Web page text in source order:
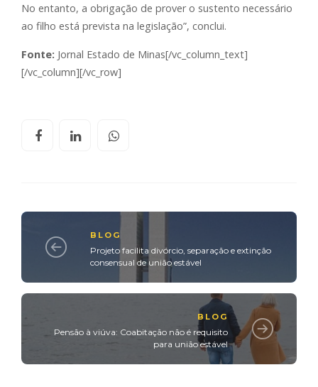
No entanto, a obrigação de prover o sustento necessário
ao filho está prevista na legislação”, conclui.
Fonte: Jornal Estado de Minas[/vc_column_text]
[/vc_column][/vc_row]
BLOG
Projeto facilita divórcio, separação e extinção
consensual de união estável
BLOG
Pensão à viúva: Coabitação não é requisito
para união estável